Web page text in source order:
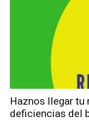
Haznos llegar tu
deficiencias del